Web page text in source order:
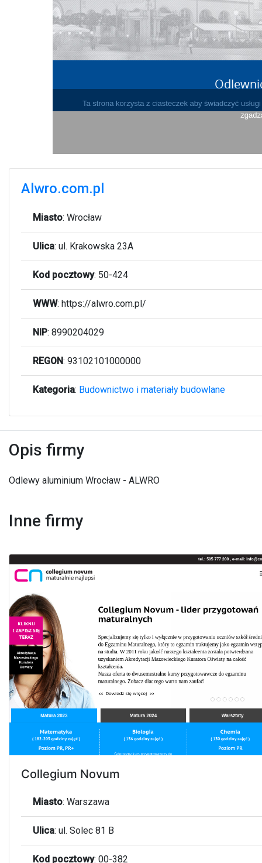
Alwro.com.pl
Miasto: Wrocław
Ulica: ul. Krakowska 23A
Kod pocztowy: 50-424
WWW: https://alwro.com.pl/
NIP: 8990204029
REGON: 93102101000000
Kategoria: Budownictwo i materiały budowlane
Opis firmy
Odlewy aluminium Wrocław - ALWRO
Inne firmy
Collegium Novum
Miasto: Warszawa
Ulica: ul. Solec 81 B
Kod pocztowy: 00-382